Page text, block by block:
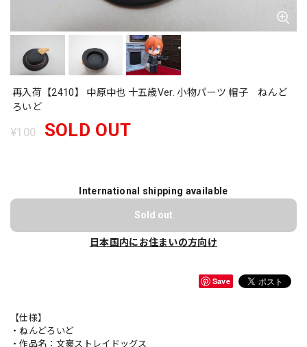
再入荷【2410】 中原中也 十五歳Ver. 小物パーツ 帽子 ねんど
ろいど
¥100 SOLD OUT
International shipping available
Sold out
日本国内にお住まいの方向け
Save
【仕様】
・ねんどろいど
・作品名：文豪ストレイドッグス